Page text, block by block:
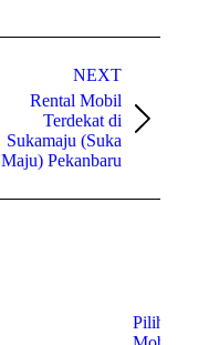
NEXT
post:
Rental Mobil
Terdekat di
Sukamaju (Suka
Maju) Pekanbaru
Pilihan